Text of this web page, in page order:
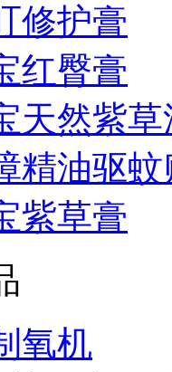
修护膏
红臀膏
天然紫草
精油驱蚊
紫草膏
氧机